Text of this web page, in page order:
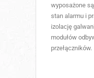
wyposażone
stan alarmu i
izolację
modułów
przełączników.